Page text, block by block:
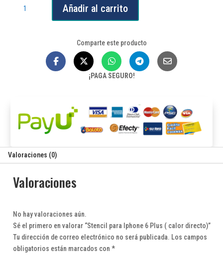
era:
$49,980.
es:
$47,600.
Añadir al carrito
Comparte este producto
¡PAGA SEGURO!
Valoraciones (0)
Valoraciones
No hay valoraciones aún.
Sé el primero en valorar “Stencil para Iphone 6 Plus ( calor directo)”
Tu dirección de correo electrónico no será publicada. Los campos
obligatorios están marcados con *